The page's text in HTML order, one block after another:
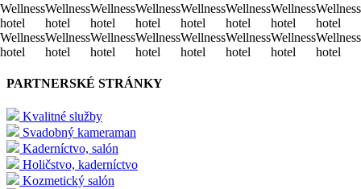
Wellness
hotel
Wellness
hotel
Wellness
hotel
Wellness
hotel
Wellness
hotel
Wellness
hotel
Wellness
hotel
Wellness
hotel
Wellness
hotel
Wellness
hotel
Wellness
hotel
Wellness
hotel
Wellness
hotel
Wellness
hotel
Wellness
hotel
Wellness
hotel
PARTNERSKÉ STRÁNKY
Kvalitné služby
Svadobný kameraman
Kaderníctvo, salón
Holičstvo, kaderníctvo
Kozmetický salón